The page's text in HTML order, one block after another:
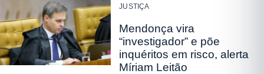
JUSTIÇA
Mendonça vira
“investigador” e põe
inquéritos em risco, alerta
Míriam Leitão